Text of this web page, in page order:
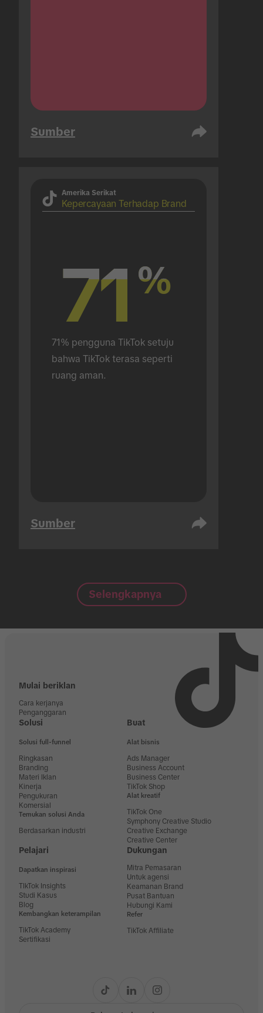
Sumber
Amerika Serikat
Kepercayaan Terhadap Brand
71 %
71 %
71% pengguna TikTok setuju
bahwa TikTok terasa seperti
ruang aman.
Sumber
Selengkapnya
Mulai beriklan
Cara kerjanya
Penganggaran
Solusi
Solusi full-funnel
Ringkasan
Branding
Materi Iklan
Kinerja
Pengukuran
Komersial
Temukan solusi Anda
Berdasarkan industri
Buat
Alat bisnis
Ads Manager
Business Account
Business Center
TikTok Shop
Alat kreatif
TikTok One
Symphony Creative Studio
Creative Exchange
Creative Center
Pelajari
Dapatkan inspirasi
TIkTok Insights
Studi Kasus
Blog
Kembangkan keterampilan
TikTok Academy
Sertifikasi
Dukungan
Mitra Pemasaran
Untuk agensi
Keamanan Brand
Pusat Bantuan
Hubungi Kami
Refer
TikTok Affiliate